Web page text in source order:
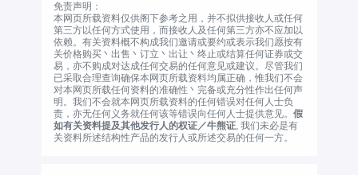
免责声明：
本网页所载资料仅供阁下参考之用，并不拟供接收人或任何
第三方以任何方式使用，而接收人及任何第三方亦不应加以
依赖。有关资料概不构成我们邀请或要约或表示我们愿按有
关价格购买丶出售丶订立丶出让丶终止或结算任何证券或交
易，亦不购成对达成任何交易的任何意见或建议。尽管我们
已采取合理查询确保本网页所载资料均属正确，惟我们不会
对本网页所载任何资料的准确性丶完备或充分性作出任何声
明。我们不会就本网页所载资料的任何错误对任何人士负
责，亦无任何义务就任何该等错误向任何人士提供意见。 假
如有关资料提及其他发行人的权证／牛熊证, 我们未必是有
关资料所述结构性产品的发行人或所述交易的任何一方。